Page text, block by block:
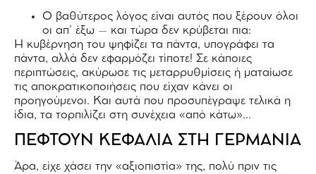
Ο βαθύτερος λόγος είναι αυτός που ξέρουν όλοι
οι απ’ έξω – και τώρα δεν κρύβεται πια:
Η κυβέρνηση του ψηφίζει τα πάντα, υπογράφει τα
πάντα, αλλά δεν εφαρμόζει τίποτε! Σε κάποιες
περιπτώσεις, ακύρωσε τις μεταρρυθμίσεις ή ματαίωσε
τις αποκρατικοποιήσεις που είχαν κάνει οι
προηγούμενοι. Και αυτά που προσυπέγραψε τελικά η
ίδια, τα τορπιλίζει στη συνέχεια «από κάτω»…
ΠΕΦΤΟΥΝ ΚΕΦΑΛΙΑ ΣΤΗ ΓΕΡΜΑΝΙΑ
Άρα, είχε χάσει την «αξιοπιστία» της, πολύ πριν τις